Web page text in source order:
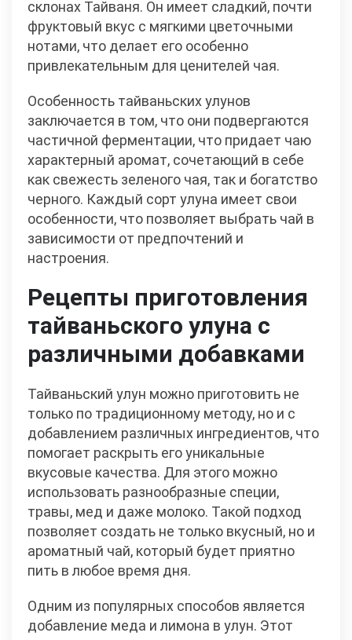
склонах Тайваня. Он имеет сладкий, почти
фруктовый вкус с мягкими цветочными
нотами, что делает его особенно
привлекательным для ценителей чая.
Особенность тайваньских улунов
заключается в том, что они подвергаются
частичной ферментации, что придает чаю
характерный аромат, сочетающий в себе
как свежесть зеленого чая, так и богатство
черного. Каждый сорт улуна имеет свои
особенности, что позволяет выбрать чай в
зависимости от предпочтений и
настроения.
Рецепты приготовления
тайваньского улуна с
различными добавками
Тайваньский улун можно приготовить не
только по традиционному методу, но и с
добавлением различных ингредиентов, что
помогает раскрыть его уникальные
вкусовые качества. Для этого можно
использовать разнообразные специи,
травы, мед и даже молоко. Такой подход
позволяет создать не только вкусный, но и
ароматный чай, который будет приятно
пить в любое время дня.
Одним из популярных способов является
добавление меда и лимона в улун. Этот